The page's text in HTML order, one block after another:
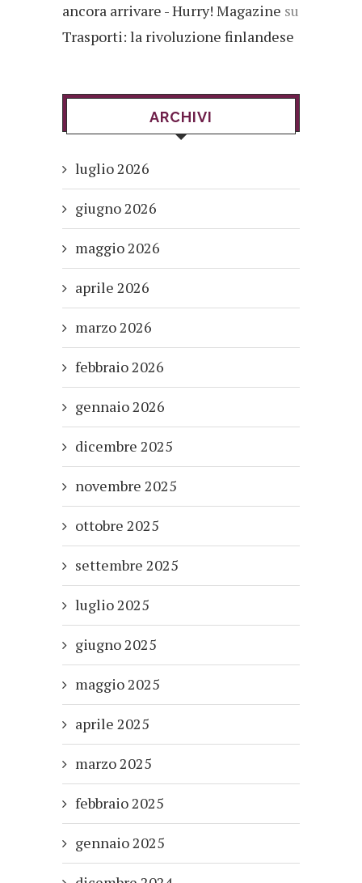
ancora arrivare - Hurry! Magazine su
Trasporti: la rivoluzione finlandese
ARCHIVI
luglio 2026
giugno 2026
maggio 2026
aprile 2026
marzo 2026
febbraio 2026
gennaio 2026
dicembre 2025
novembre 2025
ottobre 2025
settembre 2025
luglio 2025
giugno 2025
maggio 2025
aprile 2025
marzo 2025
febbraio 2025
gennaio 2025